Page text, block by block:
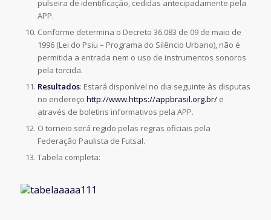
pulseira de identificação, cedidas antecipadamente pela
APP.
Conforme determina o Decreto 36.083 de 09 de maio de
1996 (Lei do Psiu – Programa do Silêncio Urbano), não é
permitida a entrada nem o uso de instrumentos sonoros
pela torcida.
Resultados: Estará disponível no dia seguinte às disputas
no endereço http://www.https://appbrasil.org.br/e
através de boletins informativos pela APP.
O torneio será regido pelas regras oficiais pela
Federação Paulista de Futsal.
Tabela completa: